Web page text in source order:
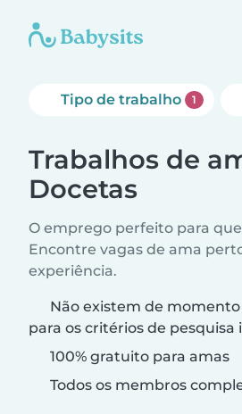
Tipo de trabalho 1
Trabalhos de
Docetas
O emprego perfeito para
Encontre vagas de ama
experiência.
Não existem de
para os critérios de pesquisa
100% gratuito para amas
Todos os membros